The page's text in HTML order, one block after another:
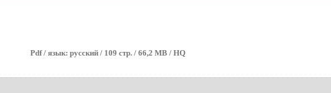
Pdf / язык: русский / 109 стр. / 66,2 MB / HQ